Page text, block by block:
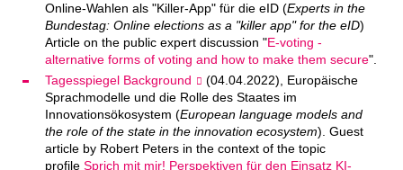
Online-Wahlen als "Killer-App" für die eID (Experts in the
Bundestag: Online elections as a "killer app" for the eID)
Article on the public expert discussion "E-voting -
alternative forms of voting and how to make them secure".
Tagesspiegel Background
(04.04.2022), Europäische
Sprachmodelle und die Rolle des Staates im
Innovationsökosystem (European language models and
the role of the state in the innovation ecosystem). Guest
article by Robert Peters in the context of the topic
profile Sprich mit mir! Perspektiven für den Einsatz KI-